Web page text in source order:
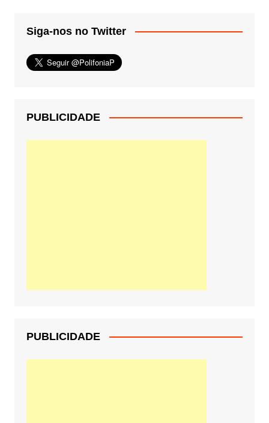
Siga-nos no Twitter
PUBLICIDADE
PUBLICIDADE